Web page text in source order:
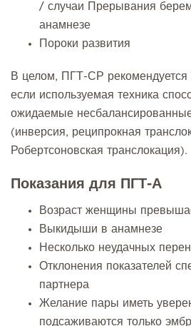
/ случаи Прерывания
анамнезе
Пороки развития
В целом, ПГТ-СР рекомендуется
если используемая техника
ожидаемые
(инверсия, реципрокная
Робертсоновская транслокация).
Показания для ПГТ-А
Возраст женщины
Выкидыши в анамнезе
Несколько неудачных
Отклонения показателей
партнера
Желание пары иметь
подсаживаются только